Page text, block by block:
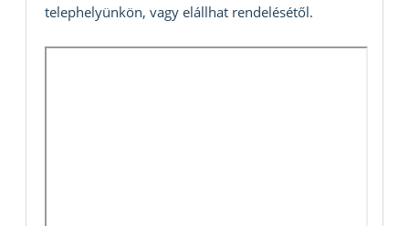
telephelyünkön, vagy elállhat rendelésétől.